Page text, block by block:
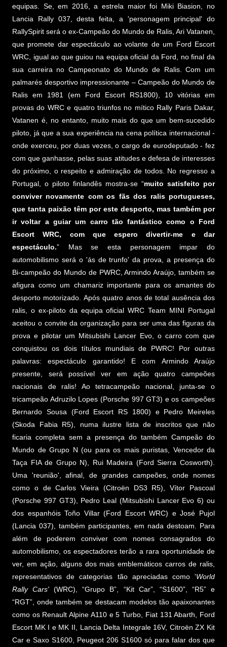
equipas. Se, em 2016, a estrela maior foi Miki Biasion, no
Lancia Rally 037, desta feita, a 'personagem principal' do
RallySpirit será o ex-Campeão do Mundo de Ralis, Ari Vatanen,
que promete dar espectáculo ao volante de um Ford Escort
WRC, igual ao que guiou na equipa oficial da Ford, no final da
sua carreira no Campeonato do Mundo de Ralis. Com um
palmarés desportivo impressionante – Campeão do Mundo de
Ralis em 1981 (em Ford Escort RS1800), 10 vitórias em
provas do WRC e quatro triunfos no mítico Rally Paris Dakar,
Vatanen é, no entanto, muito mais do que um bem-sucedido
piloto, já que a sua experiência na cena política internacional -
onde exerceu, por duas vezes, o cargo de eurodeputado - fez
com que ganhasse, pelas suas atitudes e defesa de interesses
do próximo, o respeito e admiração de todos. No regresso a
Portugal, o piloto finlandês mostra-se “muito satisfeito por
conviver novamente com os fãs dos ralis portugueses,
que tanta paixão têm por este desporto, mas também por
ir voltar a guiar um carro tão fantástico como o Ford
Escort WRC, com que espero divertir-me e dar
espectáculo.” Mas se esta personagem impar do
automobilismo será o 'ás de trunfo' da prova, a presença do
Bi-campeão do Mundo de PWRC, Armindo Araújo, também se
afigura como um chamariz importante para os amantes do
desporto motorizado. Após quatro anos de total ausência dos
ralis, o ex-piloto da equipa oficial WRC Team MINI Portugal
aceitou o convite da organização para ser uma das figuras da
prova e pilotar um Mitsubishi Lancer Evo, o carro com que
conquistou os dois títulos mundiais de PWRC! Por outras
palavras: espectáculo garantido! E com Armindo Araújo
presente, será possível ver em ação quatro campeões
nacionais de ralis! Ao tetracampeão nacional, junta-se o
tricampeão Adruzilo Lopes (Porsche 997 GT3) e os campeões
Bernardo Sousa (Ford Escort RS 1800) e Pedro Meireles
(Skoda Fabia R5), numa ilustre lista de inscritos que não
ficaria completa sem a presença do também Campeão do
Mundo de Grupo N (ou para os mais puristas, Vencedor da
Taça FIA de Grupo N), Rui Madeira (Ford Sierra Cosworth).
Uma 'reunião', afinal, de grandes campeões, onde nomes
como o de Carlos Vieira (Citroën DS3 R5), Vítor Pascoal
(Porsche 997 GT3), Pedro Leal (Mitsubishi Lancer Evo 6) ou
dos espanhóis Toño Villar (Ford Escort WRC) e José Pujol
(Lancia 037), também participantes, em nada destoam. Para
além de poderem conviver com nomes consagrados do
automobilismo, os espectadores terão a rara oportunidade de
ver, em ação, alguns dos mais emblemáticos carros de ralis,
representativos de categorias tão apreciadas como 'World
Rally Cars' (WRC), “Grupo B”, “Kit Car”, “S1600”, “R5” e
“RGT”, onde também se destacam modelos tão apaixonantes
como os Renault Alpine A110 e 5 Turbo, Fiat 131 Abarth, Ford
Escort MK I e MK II, Lancia Delta Integrale 16V, Citroën ZX Kit
Car e Saxo S1600, Peugeot 206 S1600 só para falar dos que